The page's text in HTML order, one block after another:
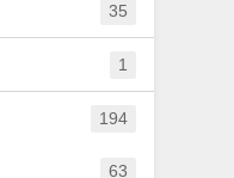
35
1
194
63